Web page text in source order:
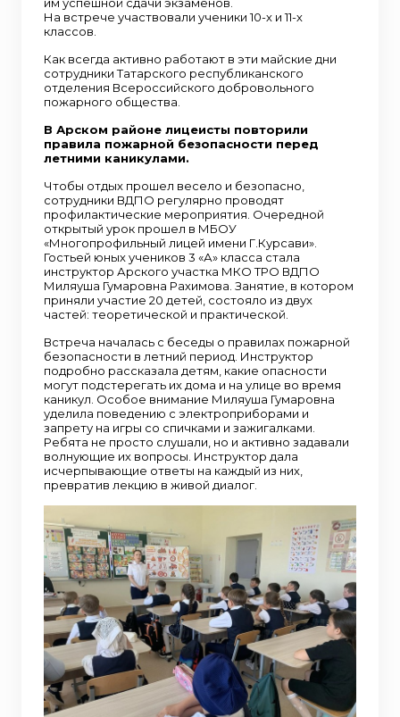
На встрече участвовали ученики 10-х и 11-х
классов.
Как всегда активно работают в эти майские дни
сотрудники Татарского республиканского
отделения Всероссийского добровольного
пожарного общества.
В Арском районе лицеисты повторили
правила пожарной безопасности перед
летними каникулами.
Чтобы отдых прошел весело и безопасно,
сотрудники ВДПО регулярно проводят
профилактические мероприятия. Очередной
открытый урок прошел в МБОУ
«Многопрофильный лицей имени Г.Курсави».
Гостьей юных учеников 3 «А» класса стала
инструктор Арского участка МКО ТРО ВДПО
Миляуша Гумаровна Рахимова. Занятие, в котором
приняли участие 20 детей, состояло из двух
частей: теоретической и практической.
Встреча началась с беседы о правилах пожарной
безопасности в летний период. Инструктор
подробно рассказала детям, какие опасности
могут подстерегать их дома и на улице во время
каникул. Особое внимание Миляуша Гумаровна
уделила поведению с электроприборами и
запрету на игры со спичками и зажигалками.
Ребята не просто слушали, но и активно задавали
волнующие их вопросы. Инструктор дала
исчерпывающие ответы на каждый из них,
превратив лекцию в живой диалог.